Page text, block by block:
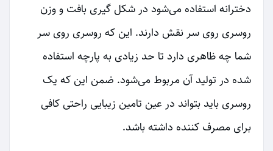
دخترانه استفاده می‌شود در شکل گیری بافت و وزن
روسری روی سر نقش دارند. این که روسری روی سر
شما چه ظاهری دارد تا حد زیادی به پارچه استفاده
شده در تولید آن مربوط می‌شود. ضمن این که یک
روسری باید بتواند در عین تامین زیبایی راحتی کافی
برای مصرف کننده داشته باشد.